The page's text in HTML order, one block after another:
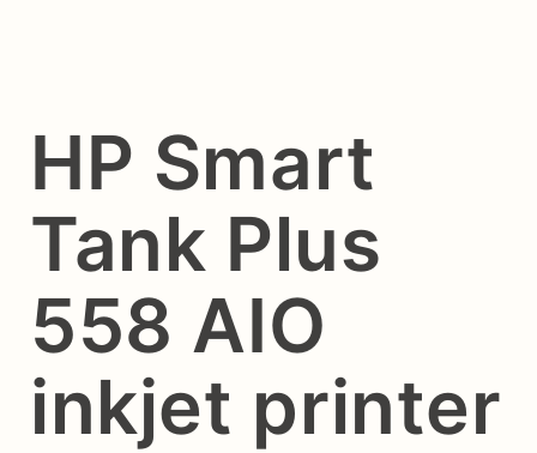
HP Smart
Tank Plus
558 AIO
inkjet printer